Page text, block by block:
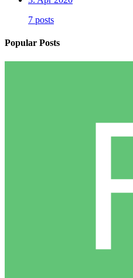
7 posts
Popular Posts